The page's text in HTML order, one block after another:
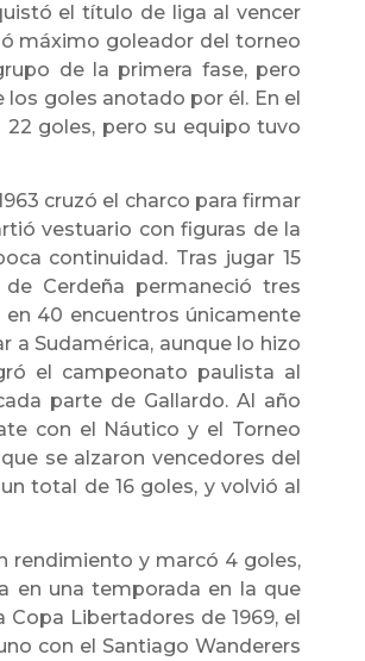
el título de liga al vencer
máximo goleador del torneo
de la primera fase, pero
goles anotado por él. En el
goles, pero su equipo tuvo
cruzó el charco para firmar
vestuario con figuras de la
continuidad. Tras jugar 15
Cerdeña permaneció tres
40 encuentros únicamente
a Sudamérica, aunque lo hizo
el campeonato paulista al
parte de Gallardo. Al año
con el Náutico y el Torneo
se alzaron vencedores del
total de 16 goles, y volvió al
rendimiento y marcó 4 goles,
en una temporada en la que
Libertadores de 1969, el
con el Santiago Wanderers